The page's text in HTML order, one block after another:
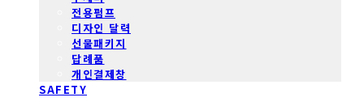
전용펌프
디자인 달력
선물패키지
답례품
개인결제창
SAFETY